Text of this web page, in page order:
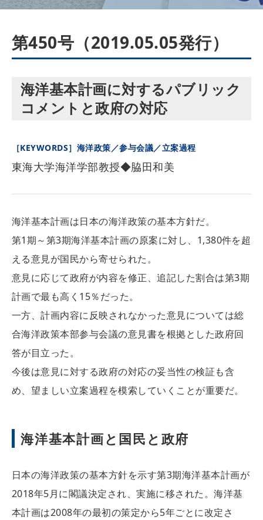
第450号（2019.05.05発行）
海洋基本計画に対するパブリック
コメントと政府の対応
［KEYWORDS］海洋政策／参与会議／立案過程
東海大学海洋学部教授◆脇田和美
海洋基本計画は日本の海洋政策の基本方針だ。
第1期～第3期海洋基本計画の原案に対し、1,380件を超
える意見が国民から寄せられた。
意見に応じて政府が内容を修正、追記した割合は第3期
計画で最も高く15％だった。
一方、計画内容に反映されなかった意見については総
合海洋政策本部参与会議の意見書を根拠とした政府回
答が目立った。
今後は意見に対する政府の対応の妥当性の検証も含
め、望ましい立案過程を模索していくことが重要だ。
海洋基本計画と国民と政府
日本の海洋政策の基本方針を示す第3期海洋基本計画が
2018年5月に閣議決定され、実施に移された。海洋基
本計画は2008年の最初の策定から5年ごとに改定さ